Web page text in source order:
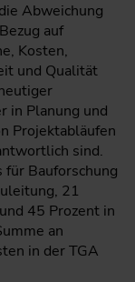
Abweichung
auf
Kosten,
und Qualität
in Planung und
Projektabläufen
sind.
Bauforschung
21
45 Prozent in
an
in der TGA